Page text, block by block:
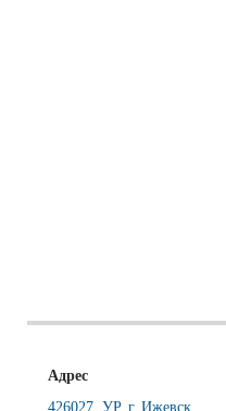
Адрес
426027, УР, г. Ижевск